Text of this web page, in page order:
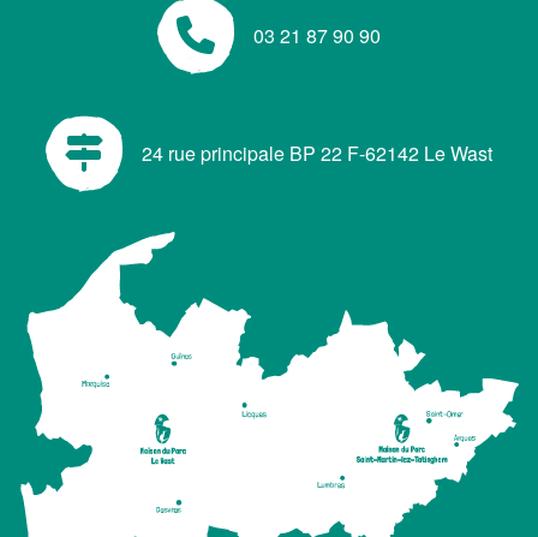
03 21 87 90 90
24 rue principale BP 22 F-62142 Le Wast